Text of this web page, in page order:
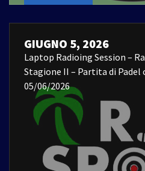
GIUGNO 5, 2026
Laptop Radioing Session –
Stagione II – Partita di Padel
05/06/2026